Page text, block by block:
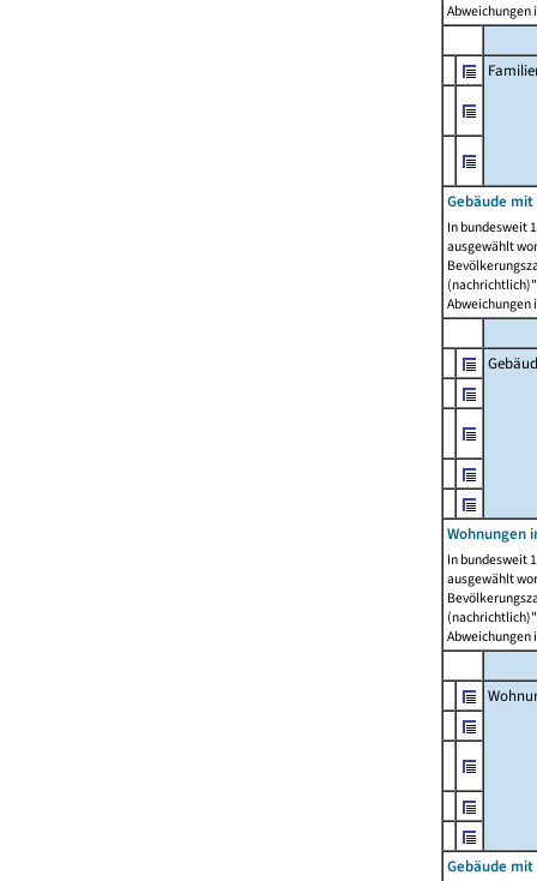
Abweichungen
Gebäude
In bundesweit
ausgewählt
Abweichungen
Wohnungen
In bundesweit
ausgewählt
Abweichungen
Gebäude